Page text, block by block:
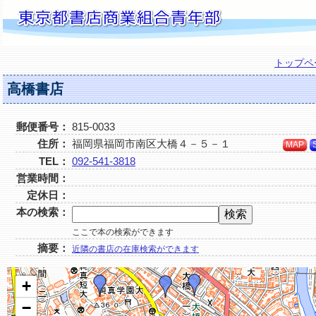
トップ
高橋書店
郵便番号： 815-0033
住所： 福岡県福岡市南区大橋４－５－１ MAP
TEL： 092-541-3818
営業時間：
定休日：
本の検索：
ここで本の検索ができます
摘要： 近隣の書店の在庫検索ができます
+
−